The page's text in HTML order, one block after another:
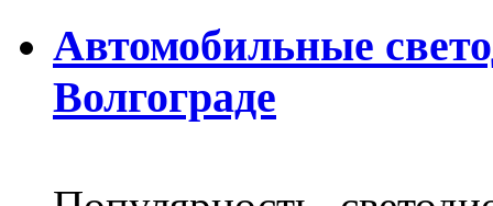
Автомобильные
Волгограде